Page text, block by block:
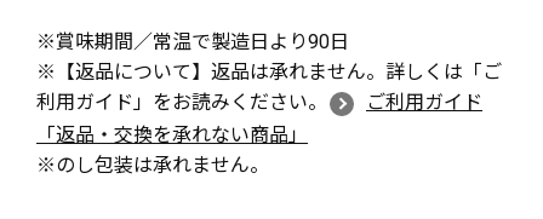
※賞味期間／常温で製造日より90日
※【返品について】返品は承れません。詳しくは「ご
利用ガイド」をお読みください。
ご利用ガイド
「返品・交換を承れない商品」
※のし包装は承れません。